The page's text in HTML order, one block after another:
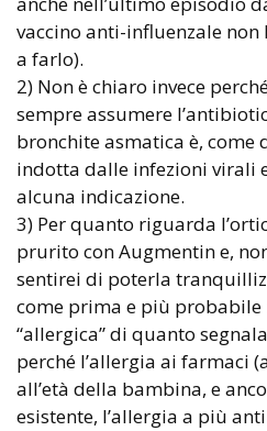
vaccino anti-influenzale non
a farlo).
2) Non è chiaro invece
sempre assumere
bronchite asmatica è, come
indotta dalle infezioni virali
alcuna indicazione.
3) Per quanto riguarda
prurito con Augmentin e,
sentirei di poterla
come prima e più
“allergica” di quanto
perché l’allergia ai farmaci
all’età della bambina, e
esistente, l’allergia a più